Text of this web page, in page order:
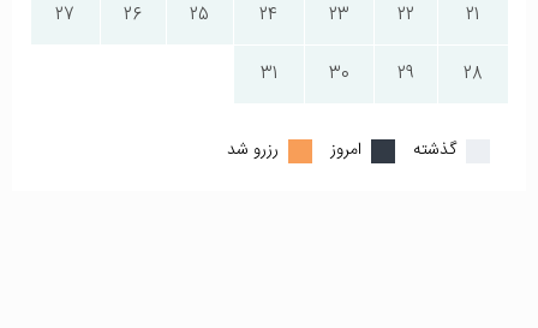
21
22
23
24
25
26
27
28
29
30
31
گذشته امروز رزرو شد